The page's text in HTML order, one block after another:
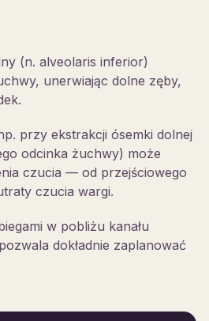
(n. alveolaris inferior)
unerwiając dolne zęby,
przy ekstrakcji ósemki dolnej
odcinka żuchwy) może
czucia — od przejściowego
czucia wargi.
w pobliżu kanału
dokładnie zaplanować